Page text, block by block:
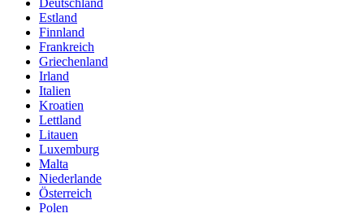
Deutschland
Estland
Finnland
Frankreich
Griechenland
Irland
Italien
Kroatien
Lettland
Litauen
Luxemburg
Malta
Niederlande
Österreich
Polen